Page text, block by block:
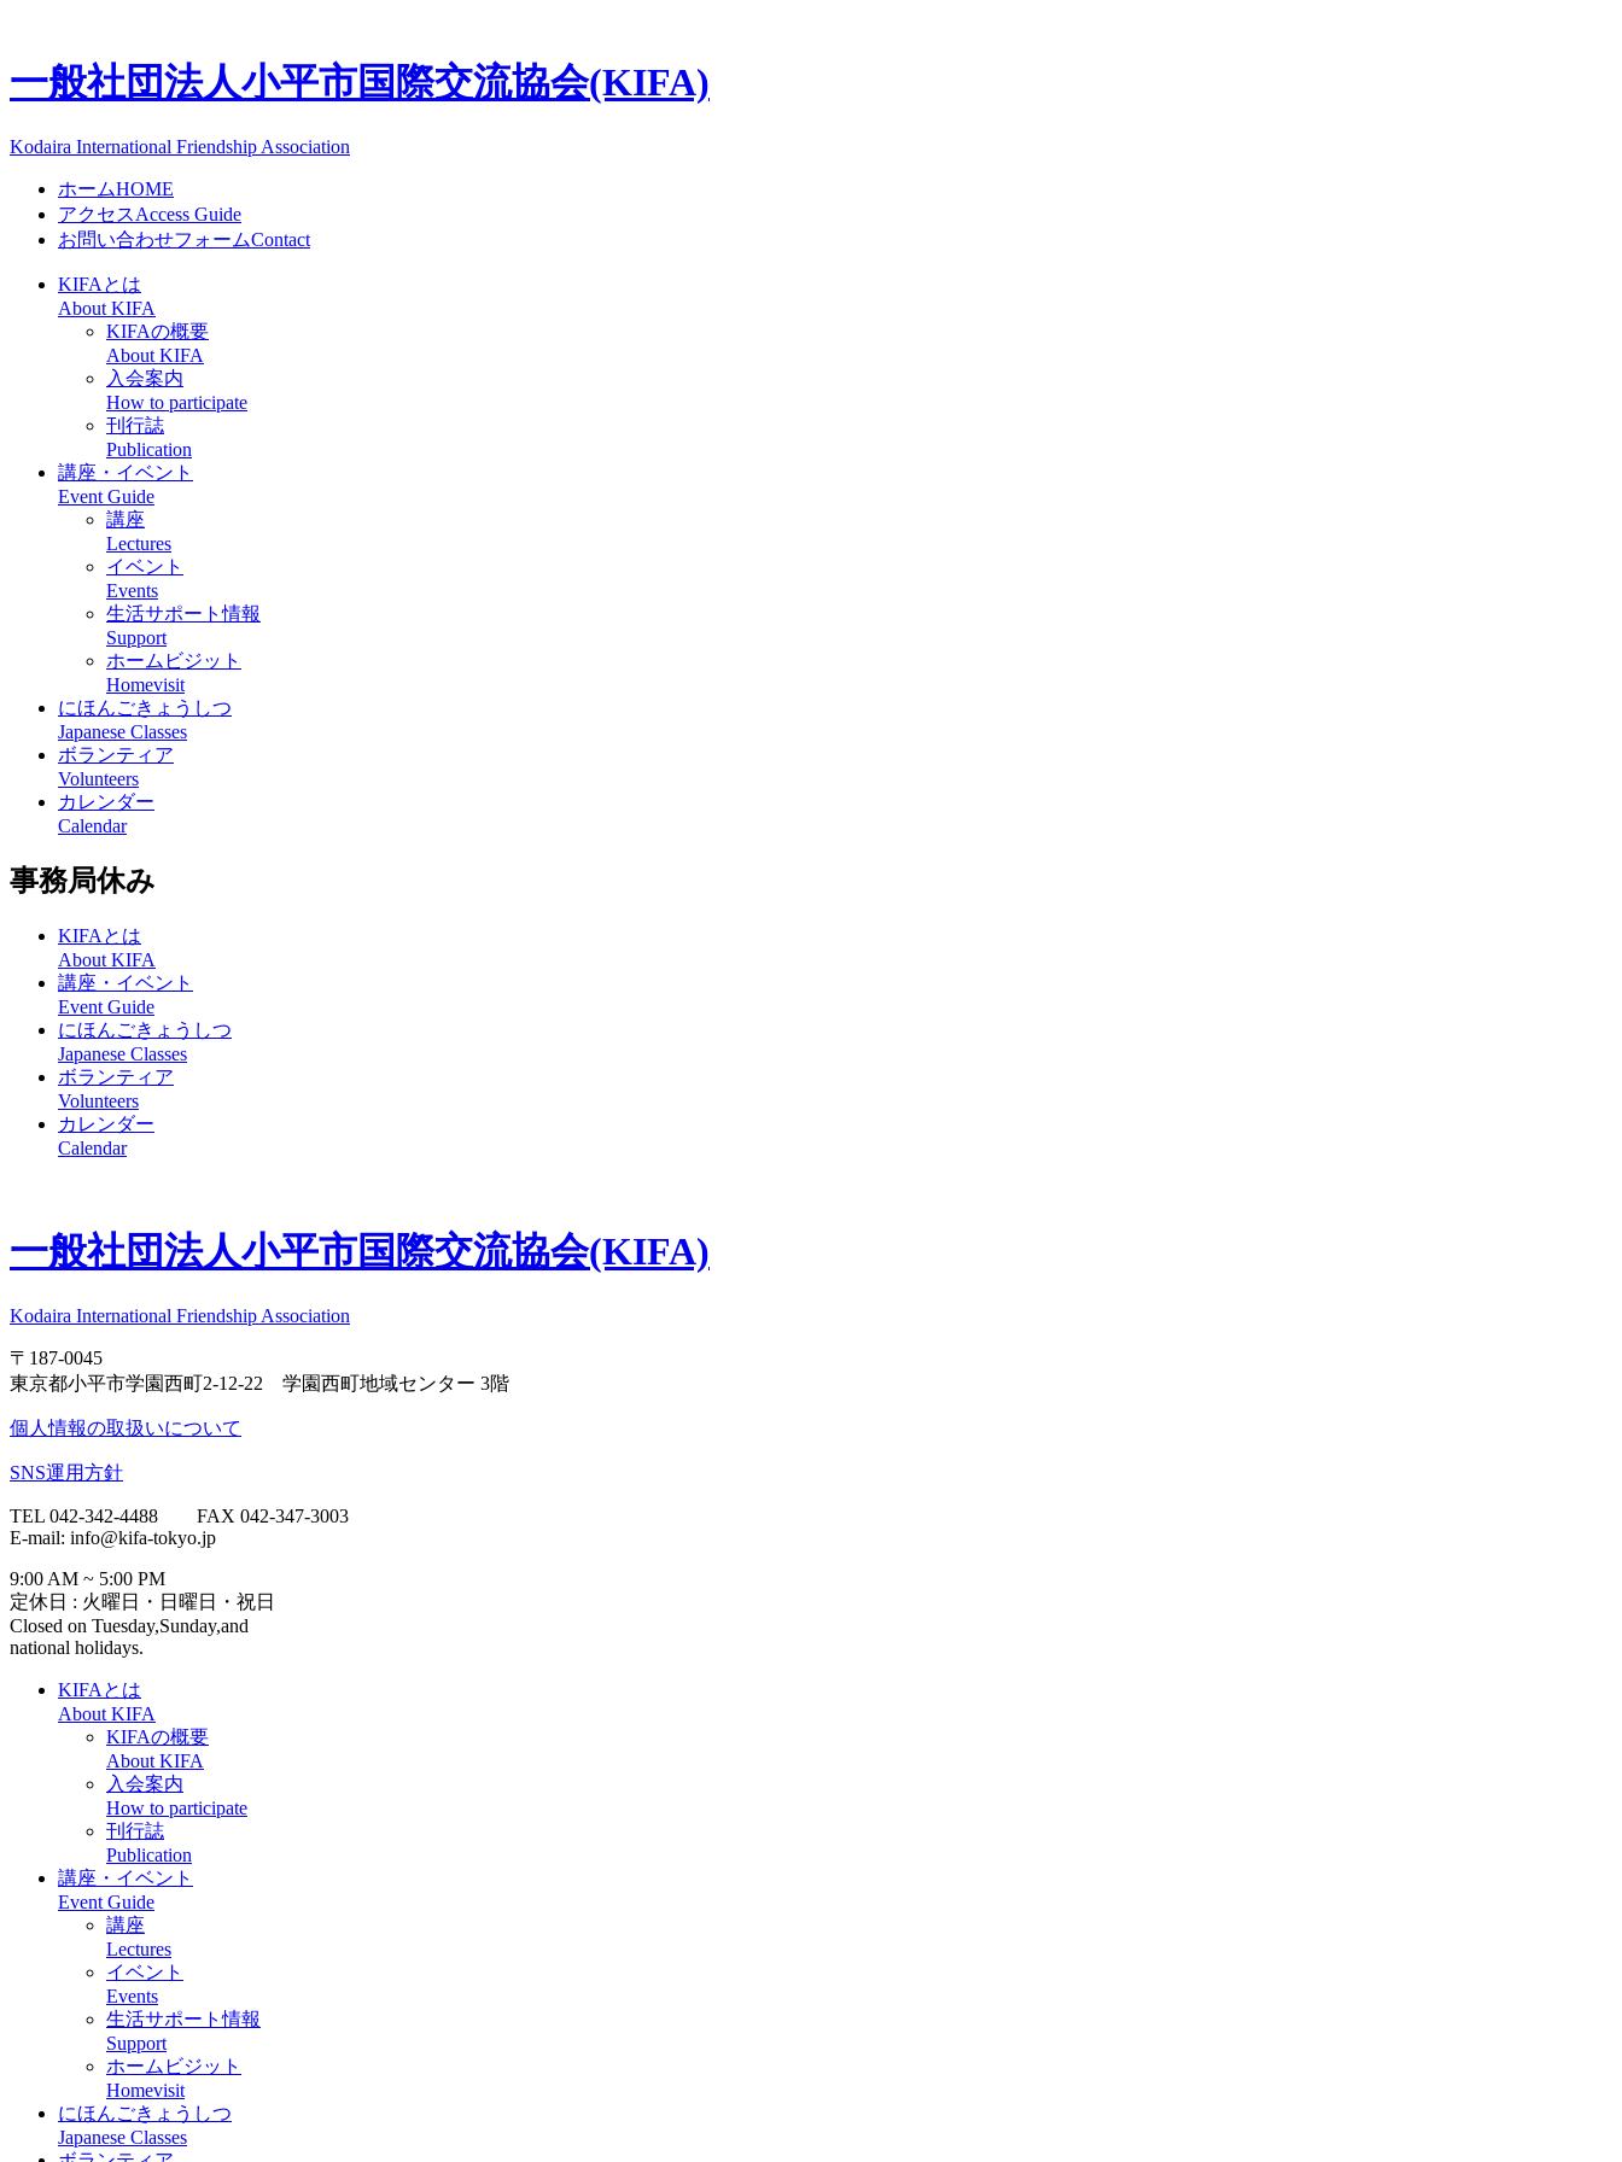
一般社団法人小平市国際交流協会(KIFA)
Kodaira International Friendship Association
ホームHOME
アクセスAccess Guide
お問い合わせフォームContact
KIFAとは
About KIFA
KIFAの概要
About KIFA
入会案内
How to participate
刊行誌
Publication
講座・イベント
Event Guide
講座
Lectures
イベント
Events
生活サポート情報
Support
ホームビジット
Homevisit
にほんごきょうしつ
Japanese Classes
ボランティア
Volunteers
カレンダー
Calendar
事務局休み
KIFAとは
About KIFA
講座・イベント
Event Guide
にほんごきょうしつ
Japanese Classes
ボランティア
Volunteers
カレンダー
Calendar
一般社団法人小平市国際交流協会(KIFA)
Kodaira International Friendship Association
〒187-0045
東京都小平市学園西町2-12-22 学園西町地域センター 3階
個人情報の取扱いについて
SNS運用方針
TEL 042-342-4488 FAX 042-347-3003
E-mail: info@kifa-tokyo.jp
9:00 AM ~ 5:00 PM
定休日 : 火曜日・日曜日・祝日
Closed on Tuesday,Sunday,and
national holidays.
KIFAとは
About KIFA
KIFAの概要
About KIFA
入会案内
How to participate
刊行誌
Publication
講座・イベント
Event Guide
講座
Lectures
イベント
Events
生活サポート情報
Support
ホームビジット
Homevisit
にほんごきょうしつ
Japanese Classes